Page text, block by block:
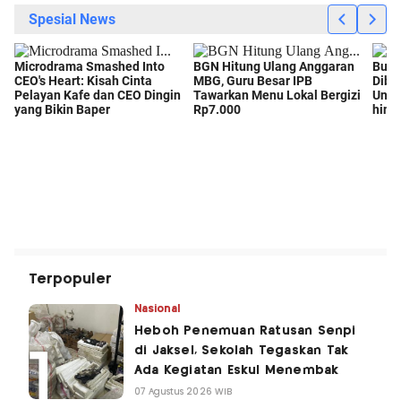
Terpopuler
Nasional
Heboh Penemuan Ratusan Senpi
di Jaksel, Sekolah Tegaskan Tak
Ada Kegiatan Eskul Menembak
07 Agustus 2026 WIB